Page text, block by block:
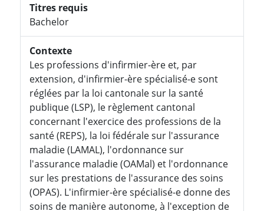
Titres requis
Bachelor
Contexte
Les professions d'infirmier-ère et, par
extension, d'infirmier-ère spécialisé-e sont
réglées par la loi cantonale sur la santé
publique (LSP), le règlement cantonal
concernant l'exercice des professions de la
santé (REPS), la loi fédérale sur l'assurance
maladie (LAMAL), l'ordonnance sur
l'assurance maladie (OAMal) et l'ordonnance
sur les prestations de l'assurance des soins
(OPAS). L'infirmier-ère spécialisé-e donne des
soins de manière autonome, à l'exception de